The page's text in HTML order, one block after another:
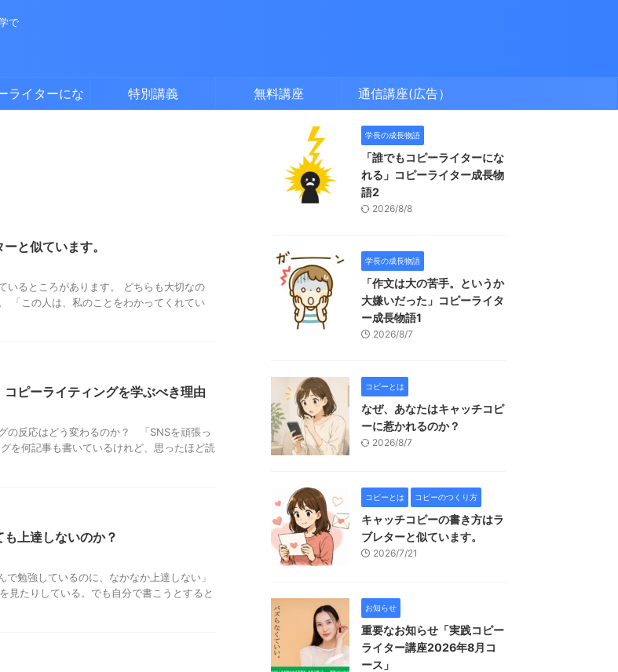
で
ライターにな
特別講義 無料講座 通信講座(広告）
と似ています。
いるところがあります。 どちらも大切なの
「この人は、私のことをわかってくれてい
ピーライティングを学ぶべき理由
の反応はどう変わるのか？ 「SNSを頑張っ
を何記事も書いているけれど、思ったほど読
上達しないのか？
勉強しているのに、なかなか上達しない」
見たりしている。でも自分で書こうとすると
学長の成長物語
「誰でもコピーライターにな
れる」コピーライター成長物
語2
2026/8/8
学長の成長物語
「作文は大の苦手。というか
大嫌いだった」コピーライタ
ー成長物語1
2026/8/7
コピーとは
なぜ、あなたはキャッチコピ
ーに惹かれるのか？
2026/8/7
コピーとは コピーのつくり方
キャッチコピーの書き方はラ
ブレターと似ています。
2026/7/21
お知らせ
重要なお知らせ「実践コピー
ライター講座2026年8月コ
ース」